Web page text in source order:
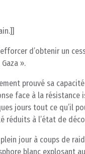
d’obtenir un
».
prouvé sa
face à la résistance
jours tout ce qu’il
réduits à l’état de
jour à coups de
blanc explosant